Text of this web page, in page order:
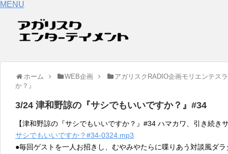
MENU
ホーム WEB企画
アガリスクRADIO企画モリエンテス
か？』
3/24 津和野諒の『サシでもいいですか？』#34
【津和野諒の『サシでもいいですか？』#34 ハマカワ、引き続き
サシでもいいですか？#34-0324.mp3
●毎回ゲストを一人お招きし、むやみやたらに喋りあう対談風ダ